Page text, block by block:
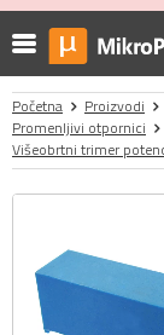
Početna Proizvodi
Promenljivi otpornici
Višeobrtni trimer